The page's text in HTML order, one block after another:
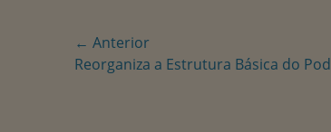
Navegação
de
← Anterior
Postagem
Reorganiza a Estrutura Básica do